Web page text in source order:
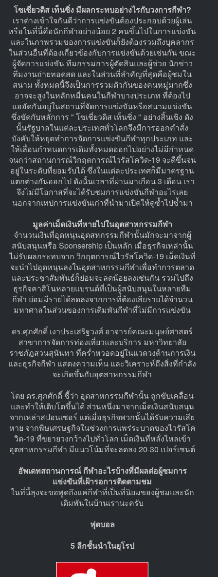
โซเชี่ยวดิส เท็นซิ่ง มีผลกระทบอย่างไรกับวงการกีฬา?
เราต่างเข้าใจกันดีว่าการแข่งขันต้องประกอบด้วยผู้เล่น
หรือในที่นี้คือนักกีฬาอย่างน้อย 2 คนขึ้นไปในการแข่งขัน
และในภาพรวมของการแข่งขันก็ยังต้องรวมถึงบุคลากร
ในส่วนอื่นที่ต้องเกี่ยวข้องกับการแข่งขันด้วยเช่นกัน ขณะ
ผู้จัดการแข่งขัน ทีมกรรมการผู้ตัดสินและผู้ช่วย นักข่าว
ทีมงานถ่ายทอดสด และในส่วนที่สำคัญที่สุดคือผู้ชมใน
สนาม ทั้งหมดนี้จึงเป็นการรวมตัวกันของคนหมู่มากซึ่ง
อาจจะสูงในหลักหมื่นคนในกีฬาบางประเภท ที่ต้องไป
แออัดกันอยู่ในสถานที่จัดการแข่งขันหรือสนามแข่งขัน
ซึ่งขัดกับหลักการ " โซเชี่ยวดิส เท็นซิ่ง " อย่างสิ้นเชิง ดัง
นั้นรัฐบาลในแต่ละประเทศทั่วโลกจึงมีการออกคำสั่ง
บังคับให้หยุดทำการจัดการแข่งขันกีฬาทุกประเภท และ
ให้เลื่อนกำหนดการเดิมทั้งหมดออกไปอย่างไม่มีกำหนด
จนกว่าสถานการณ์วิกฤตการณ์ไวรัสโควิด-19 จะดีขึ้นจน
อยู่ในระดับที่ยอมรับได้ ซึ่งในแต่ละประเทศก็มีมาตรฐาน
แตกต่างกันออกไป ดังนั้นเวลาที่ผ่านมาเกือน 3 เดือน เรา
จึงไม่มีโอกาสที่จะได้รับชมการแข่งขันกีฬาอะไรเลย
นอกจากเทปการแข่งขันเก่าที่นำมาเปิดให้ดูซ้ำไปซ้ำมา
มูลค่าเม็ดเงินที่หายไปในอุตสาหกรรมกีฬา
จำนวนเงินที่อุดหนุนอุตสหกรรมกีฬานั้นมักจะมาจากผู้
สนับสนุนหรือ Sponsership เป็นหลัก เมื่อธุรกิจเหล่านั้น
ไม่รับผลกระทบจาก วิกฤตการณ์ไวรัสโควิด-19 เม็ดเงินที่
จะนำไปอุดหนุนลงในอุตสาหกรรมกีฬาเพื่อทำการตลาด
และประชาสัมพันธ์ก็ย่อมจะลดน้อยลงเช่นกัน รวมไปถึง
ธุรกิจคาสิโนหลายแบรนด์ที่เป็นผู้สนับสนุนในหลายทีม
กีฬา ย่อมมีรายได้ลดลงจากการที่ต้องเสียรายได้จำนวน
มหาศาลในส่วนของการเดิมพันกีฬาที่ไม่มีการแข่งขัน
ดร.ศุภศักดิ์ เงาประเสริฐวงศ์ อาจารย์คณะมนุษย์ศาสตร์
สาขาการจัดการท่องเที่ยวและบริการ มหาวิทยาลัย
ราชภัฏสวนสุนันทา ที่คร่ำหวอดอยู่ในแวดวงด้านการเงิน
และธุรกิจกีฬา แสดงความเห็น และวิเคราะห์ถึงสิ่งที่กำลัง
จะเกิดขึ้นกับอุตสาหกรรมกีฬา
โดย ดร.ศุภศักดิ์ ชี้ว่า อุตสาหกรรมกีฬานั้น ถูกขับเคลื่อน
และทำให้เติบโตขึ้นได้ ส่วนหนึ่งมาจากเม็ดเงินสนับสนุน
จากเหล่าสปอนเซอร์ แต่เมื่อธุรกิจพวกนั้นได้รับความเสีย
หาย จากพิษเศรษฐกิจในช่วงการแพร่ระบาดของไวรัสโค
วิด-19 ที่ขยายวงกว้างไปทั่วโลก เม็ดเงินที่หลั่งไหลเข้า
อุตสาหกรรมกีฬา มีแนวโน้มที่จะลดลง 20-30 เปอร์เซนต์
อัพเดทสถานการณ์ กีฬาอะไรบ้างที่มีผลต่อผู้ชมการ
แข่งขันที่เฝ้ารอการติดตามชม
ในที่นี้ลุงจะขอพูดถึงแค่กีฬาที่เป็นที่นิยมของผู้ชมและนัก
เดิมพันในบ้านเรานะครับ
ฟุตบอล
5 ลีกชั้นนำในยุโรป